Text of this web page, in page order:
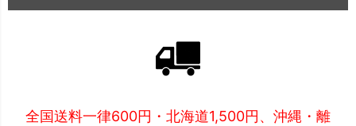
全国送料一律600円・北海道1,500円、沖縄・離